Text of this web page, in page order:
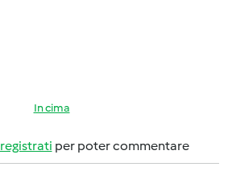
In cima
registrati per poter commentare